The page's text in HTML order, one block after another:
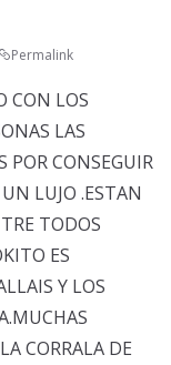
Permalink
CON LOS
LAS
POR CONSEGUIR
LUJO .ESTAN
TODOS
ES
Y LOS
CORRALA DE